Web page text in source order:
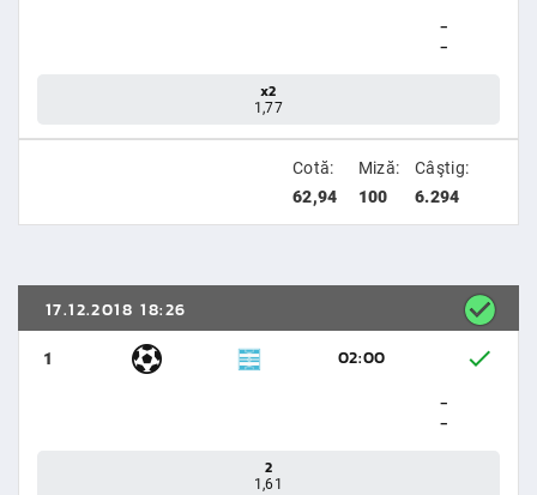
-
-
x2
1,77
Cotă:
62,94
Miză:
100
Câştig:
6.294
17.12.2018 18:26
1
02:00
-
-
2
1,61